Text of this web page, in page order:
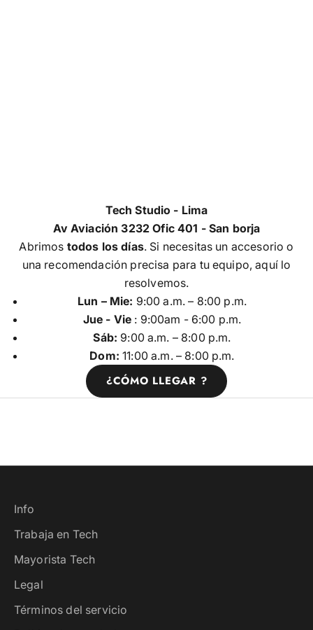
Tech Studio - Lima
Av Aviación 3232 Ofic 401 - San borja
Abrimos todos los días. Si necesitas un accesorio o
una recomendación precisa para tu equipo, aquí lo
resolvemos.
Lun – Mie: 9:00 a.m. – 8:00 p.m.
Jue - Vie : 9:00am - 6:00 p.m.
Sáb: 9:00 a.m. – 8:00 p.m.
Dom: 11:00 a.m. – 8:00 p.m.
¿CÓMO LLEGAR ?
Info
Trabaja en Tech
Mayorista Tech
Legal
Términos del servicio